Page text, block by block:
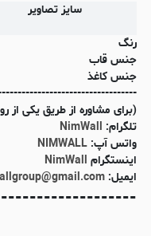
سایز تصاویر
رنگ
جنس قاب
جنس کاغذ
(برای مشاوره از طریق یکی از
تلگرام: NimWall
واتس آپ: NIMWALL
اینستگرام NimWall
ایمیل: